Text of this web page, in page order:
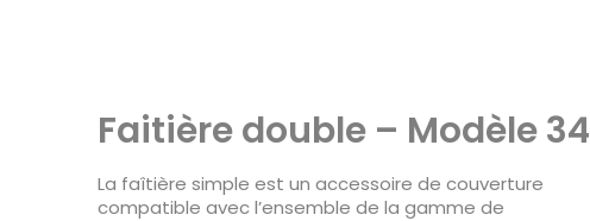
Faitière double – Modèle 34
La faîtière simple est un accessoire de couverture
compatible avec l’ensemble de la gamme de